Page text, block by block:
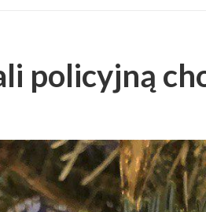
policyjną